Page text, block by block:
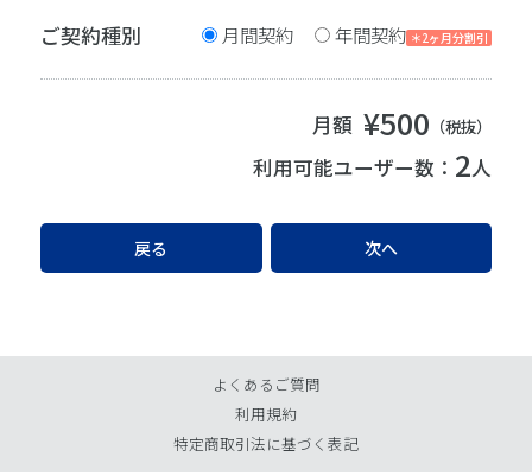
ご契約種別 月間契約 年間契約 ＊2ヶ月分割引
月額 ¥500 （税抜）
利用可能ユーザー数： 2人
戻る
よくあるご質問
利用規約
特定商取引法に基づく表記